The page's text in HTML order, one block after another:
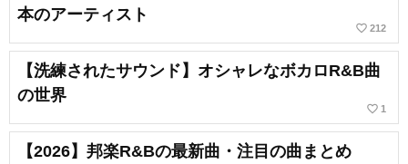
本のアーティスト
favorite_border 212
【洗練されたサウンド】オシャレなボカロR&B曲
の世界
favorite_border 1
【2026】邦楽R&Bの最新曲・注目の曲まとめ